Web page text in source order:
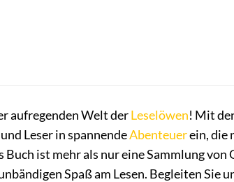
aufregenden Welt derLeselöwen! Mit
Leser in spannendeAbenteuerein, die
ist mehr als nur eine Sammlung
Spaß am Lesen. Begleiten Sie